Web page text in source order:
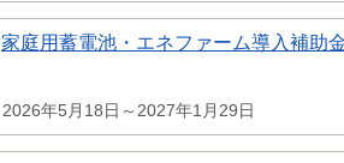
家庭用蓄電池・エネファーム導入補助
2026年5月18日～2027年1月29日